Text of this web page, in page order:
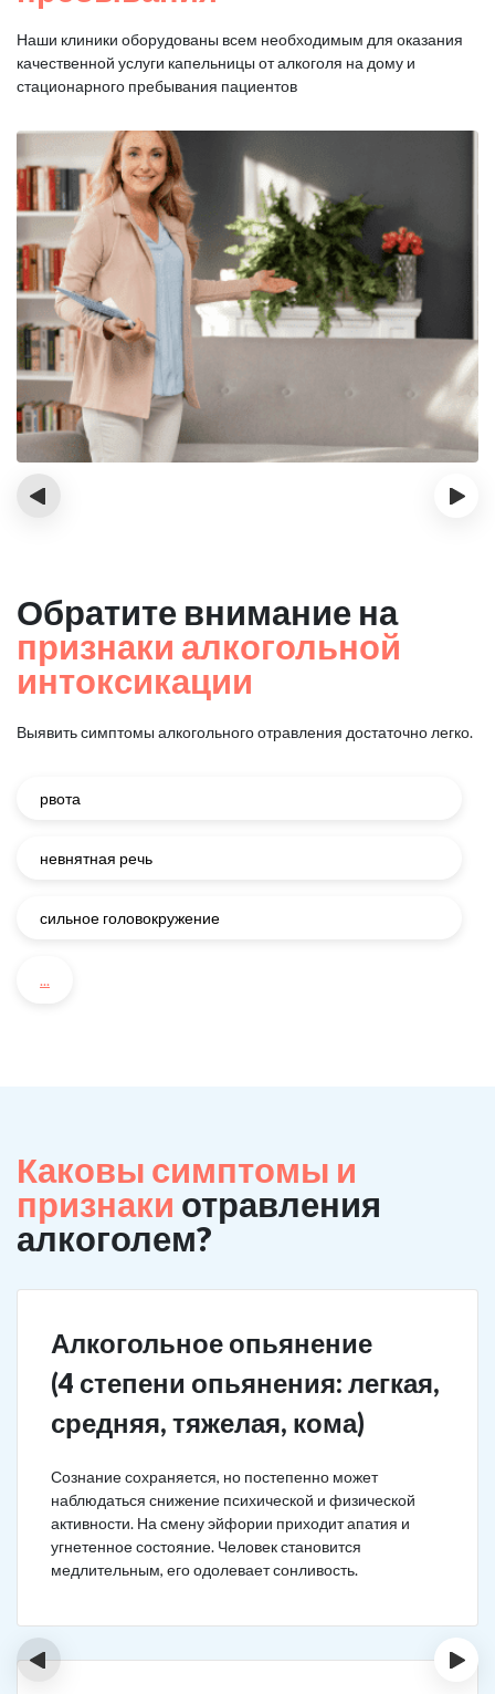
Наши клиники оборудованы всем необходимым для оказания
качественной услуги капельницы от алкоголя на дому и
стационарного пребывания пациентов
‹ ›
Обратите внимание на
признаки алкогольной
интоксикации
Выявить симптомы алкогольного отравления достаточно легко.
рвота
невнятная речь
сильное головокружение
...
Каковы симптомы и
признаки отравления
алкоголем?
Алкогольное опьянение
(4 степени опьянения: легкая,
средняя, тяжелая, кома)
Сознание сохраняется, но постепенно может
наблюдаться снижение психической и физической
активности. На смену эйфории приходит апатия и
угнетенное состояние. Человек становится
медлительным, его одолевает сонливость.
‹ ›